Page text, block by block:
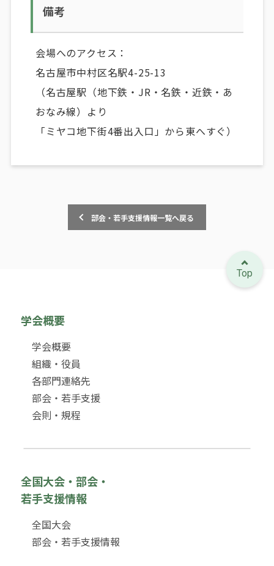
備考
会場へのアクセス：
名古屋市中村区名駅4-25-13
（名古屋駅（地下鉄・JR・名鉄・近鉄・あ
おなみ線）より
「ミヤコ地下街4番出入口」から東へすぐ）
部会・若手支援情報一覧へ戻る
学会概要
学会概要
組織・役員
各部門連絡先
部会・若手支援
会則・規程
全国大会・部会・
若手支援情報
全国大会
部会・若手支援情報
Top